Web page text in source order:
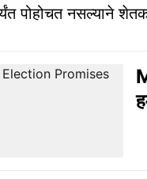
पोहोचत नसल्याने